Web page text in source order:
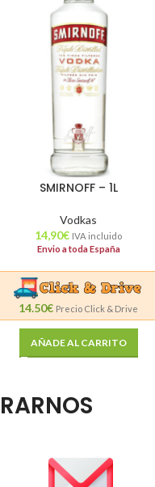
SMIRNOFF – 1L
Vodkas
14,90€ IVA incluido
Envio a toda España
14.50€ Precio Click & Drive
AÑADE AL CARRITO